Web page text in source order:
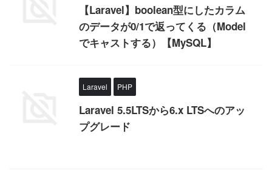
【Laravel】boolean型にしたカラム
のデータが0/1で返ってくる（Model
でキャストする）【MySQL】
Laravel PHP
Laravel 5.5LTSから6.x LTSへのアッ
プグレード